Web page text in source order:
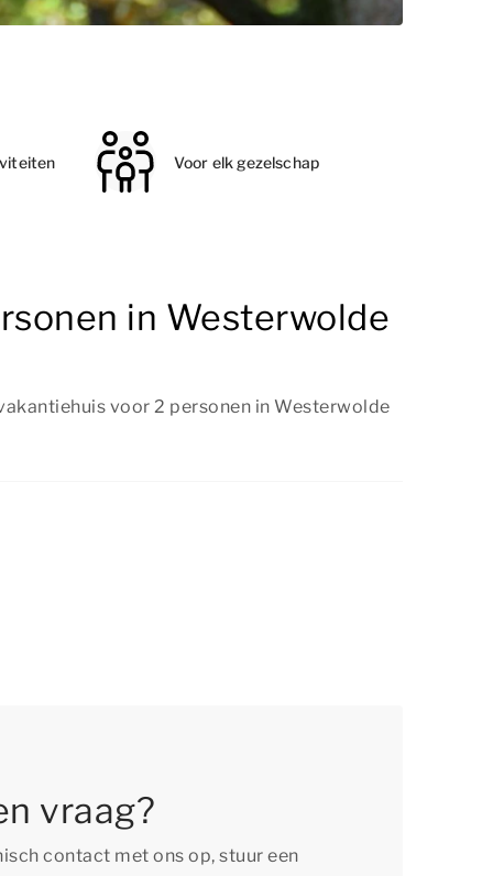
Voor elk gezelschap
in Westerwolde
voor 2 personen in Westerwolde
vraag?
contact met ons op, stuur een